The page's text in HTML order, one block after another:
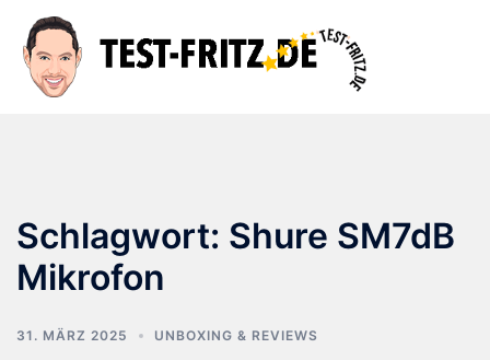
Inhalt
springen
Schlagwort: Shure SM7dB
Mikrofon
31. MÄRZ 2025 UNBOXING & REVIEWS